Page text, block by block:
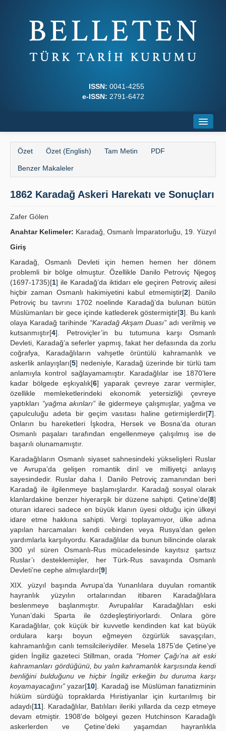
ISSN: 0041-4255
e-ISSN: 2791-6472
Dergi Kurulları
Yazım Kuralları
İlkeler
Kılavuzlar
İletişim
Özet Özet (English) Tam Metin PDF
Benzer Makaleler
1862 Karadağ Askeri Harekatı ve Sonuçları
Zafer Gölen
Anahtar Kelimeler: Karadağ, Osmanlı İmparatorluğu, 19. Yüzyıl
Giriş
Karadağ, Osmanlı Devleti için hemen hemen her dönem
problemli bir bölge olmuştur. Özellikle Danilo Petroviç Njegoş
(1697-1735)[1] ile Karadağ’da iktidarı ele geçiren Petroviç ailesi
hiçbir zaman Osmanlı hakimiyetini kabul etmemiştir[2]. Danilo
Petroviç bu tavrını 1702 noelinde Karadağ’da bulunan bütün
Müslümanları bir gece içinde katlederek göstermiştir[3]. Bu kanlı
olaya Karadağ tarihinde “Karadağ Akşam Duası” adı verilmiş ve
kutsanmıştır[4]. Petroviçler’in bu tutumuna karşı Osmanlı
Devleti, Karadağ’a seferler yapmış, fakat her defasında da zorlu
coğrafya, Karadağlıların vahşetle örüntülü kahramanlık ve
askerlik anlayışları[5] nedeniyle, Karadağ üzerinde bir türlü tam
anlamıyla kontrol sağlayamamıştır. Karadağlılar ise 1870’lere
kadar bölgede eşkıyalık[6] yaparak çevreye zarar vermişler,
özellikle memleketlerindeki ekonomik yetersizliği çevreye
yaptıkları “yağma akınları” ile gidermeye çalışmışlar, yağma ve
çapulculuğu adeta bir geçim vasıtası haline getirmişlerdir[7].
Onların bu hareketleri İşkodra, Hersek ve Bosna’da oturan
Osmanlı paşaları tarafından engellenmeye çalışılmış ise de
başarılı olunamamıştır.
Karadağlıların Osmanlı siyaset sahnesindeki yükselişleri Ruslar
ve Avrupa’da gelişen romantik dinî ve milliyetçi anlayış
sayesindedir. Ruslar daha I. Danilo Petroviç zamanından beri
Karadağ ile ilgilenmeye başlamışlardır. Karadağ sosyal olarak
klanlardakine benzer hiyerarşik bir düzene sahipti. Çetine’de[8]
oturan idareci sadece en büyük klanın üyesi olduğu için ülkeyi
idare etme hakkına sahipti. Vergi toplayamıyor, ülke adına
yapılan harcamaları kendi cebinden veya Rusya’dan gelen
yardımlarla karşılıyordu. Karadağlılar da bunun bilincinde olarak
300 yıl süren Osmanlı-Rus mücadelesinde kayıtsız şartsız
Ruslar’ı desteklemişler, her Türk-Rus savaşında Osmanlı
Devleti’ne cephe almışlardır[9]
XIX. yüzyıl başında Avrupa’da Yunanlılara duyulan romantik
hayranlık yüzyılın ortalarından itibaren Karadağlılara
beslenmeye başlanmıştır. Avrupalılar Karadağlıları eski
Yunan’daki Sparta ile özdeşleştiriyorlardı. Onlara göre
Karadağlılar, çok küçük bir kuvvetle kendinden kat kat büyük
ordulara karşı boyun eğmeyen özgürlük savaşçıları,
kahramanlığın canlı temsilcileriydiler. Mesela 1875’de Çetine’ye
giden İngiliz gazeteci Stillman, orada “Homer Çağı’na ait eski
kahramanları gördüğünü, bu yalın kahramanlık karşısında kendi
benliğini bulduğunu ve hiçbir İngiliz erkeğin bu duruma karşı
koyamayacağını” yazar[10]. Karadağ ise Müslüman fanatizminin
hüküm sürdüğü topraklarda Hıristiyanlar için kurtarılmış bir
adaydı[11]. Karadağlılar, Batılıları ileriki yıllarda da cezp etmeye
devam etmiştir. 1908’de bölgeyi gezen Hutchinson Karadağlı
askerlerden ve Çetine’deki yaşamdan hayranlıkla